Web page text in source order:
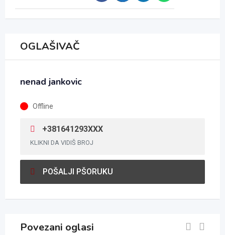
OGLAŠIVAČ
nenad jankovic
Offline
+381641293XXX
KLIKNI DA VIDIŠ BROJ
POŠALJI PŠORUKU
Povezani oglasi